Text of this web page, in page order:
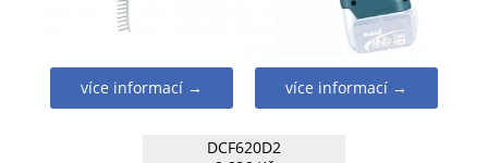
více informací → více informací →
DCF620D2